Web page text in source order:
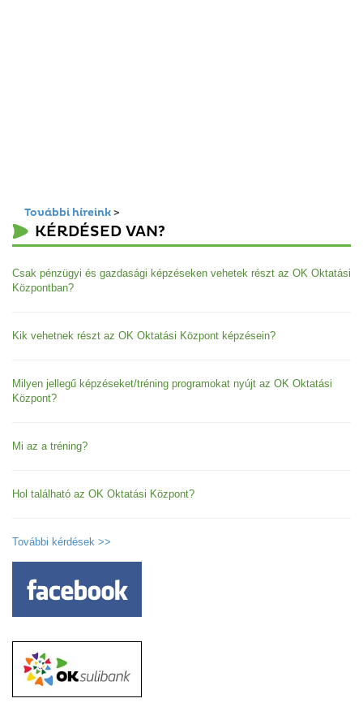
További híreink>
KÉRDÉSED VAN?
Csak pénzügyi és gazdasági képzéseken vehetek részt az OK Oktatási
Központban?
Kik vehetnek részt az OK Oktatási Központ képzésein?
Milyen jellegű képzéseket/tréning programokat nyújt az OK Oktatási
Központ?
Mi az a tréning?
Hol található az OK Oktatási Központ?
További kérdések >>